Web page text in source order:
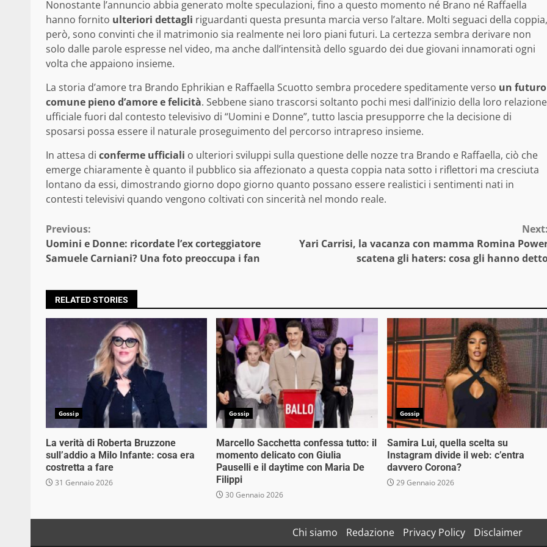
Nonostante l’annuncio abbia generato molte speculazioni, fino a questo momento né Brano né Raffaella
hanno fornito ulteriori dettagli riguardanti questa presunta marcia verso l’altare. Molti seguaci della coppia,
però, sono convinti che il matrimonio sia realmente nei loro piani futuri. La certezza sembra derivare non
solo dalle parole espresse nel video, ma anche dall’intensità dello sguardo dei due giovani innamorati ogni
volta che appaiono insieme.
La storia d’amore tra Brando Ephrikian e Raffaella Scuotto sembra procedere speditamente verso un futuro
comune pieno d’amore e felicità. Sebbene siano trascorsi soltanto pochi mesi dall’inizio della loro relazione
ufficiale fuori dal contesto televisivo di “Uomini e Donne”, tutto lascia presupporre che la decisione di
sposarsi possa essere il naturale proseguimento del percorso intrapreso insieme.
In attesa di conferme ufficiali o ulteriori sviluppi sulla questione delle nozze tra Brando e Raffaella, ciò che
emerge chiaramente è quanto il pubblico sia affezionato a questa coppia nata sotto i riflettori ma cresciuta
lontano da essi, dimostrando giorno dopo giorno quanto possano essere realistici i sentimenti nati in
contesti televisivi quando vengono coltivati con sincerità nel mondo reale.
Continue
Reading
Previous:
Uomini e Donne: ricordate l’ex corteggiatore
Samuele Carniani? Una foto preoccupa i fan
Next:
Yari Carrisi, la vacanza con mamma Romina
scatena gli haters: cosa gli hanno
RELATED STORIES
Gossip
La verità di Roberta Bruzzone
sull’addio a Milo Infante: cosa era
costretta a fare
31 Gennaio 2026
Gossip
Marcello Sacchetta confessa tutto: il
momento delicato con Giulia
Pauselli e il daytime con Maria De
Filippi
30 Gennaio 2026
Gossip
Samira Lui, quella scelta su
Instagram divide il web: c’entra
davvero Corona?
29 Gennaio 2026
Chi siamo Redazione Privacy Policy Disclaimer